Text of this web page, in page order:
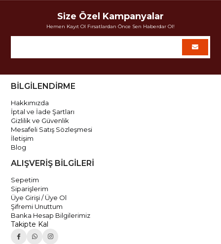
Size Özel Kampanyalar
Hemen Kayıt Ol Fırsatlardan Önce Sen Haberdar Ol!
BİLGİLENDİRME
Hakkımızda
İptal ve İade Şartları
Gizlilik ve Güvenlik
Mesafeli Satış Sözleşmesi
İletişim
Blog
ALIŞVERİŞ BİLGİLERİ
Sepetim
Siparişlerim
Üye Girişi / Üye Ol
Şifremi Unuttum
Banka Hesap Bilgilerimiz
Takipte Kal